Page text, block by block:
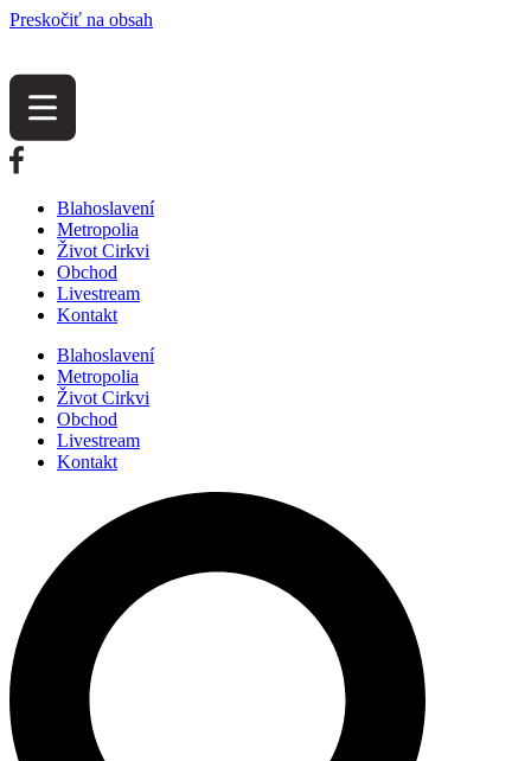
Preskočiť na obsah
Blahoslavení
Metropolia
Život Cirkvi
Obchod
Livestream
Kontakt
Blahoslavení
Metropolia
Život Cirkvi
Obchod
Livestream
Kontakt